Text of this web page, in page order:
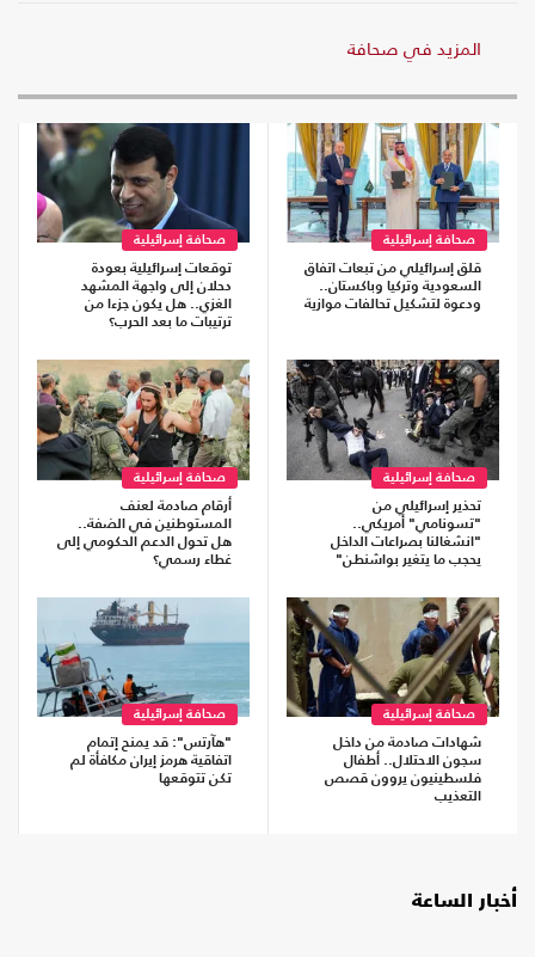
المزيد في صحافة
صحافة إسرائيلية
قلق إسرائيلي من تبعات اتفاق
السعودية وتركيا وباكستان..
ودعوة لتشكيل تحالفات موازية
صحافة إسرائيلية
توقعات إسرائيلية بعودة
دحلان إلى واجهة المشهد
الغزي.. هل يكون جزءا من
ترتيبات ما بعد الحرب؟
صحافة إسرائيلية
تحذير إسرائيلي من
"تسونامي" أمريكي..
"انشغالنا بصراعات الداخل
يحجب ما يتغير بواشنطن"
صحافة إسرائيلية
أرقام صادمة لعنف
المستوطنين في الضفة..
هل تحول الدعم الحكومي إلى
غطاء رسمي؟
صحافة إسرائيلية
شهادات صادمة من داخل
سجون الاحتلال.. أطفال
فلسطينيون يروون قصص
التعذيب
صحافة إسرائيلية
"هآرتس": قد يمنح إتمام
اتفاقية هرمز إيران مكافأة لم
تكن تتوقعها
أخبار الساعة